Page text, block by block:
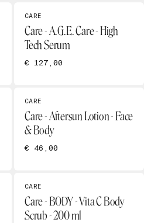
CARE
Care - A.G.E. Care - High
Tech Serum
€ 127,00
CARE
Care - Aftersun Lotion - Face
& Body
€ 46,00
CARE
Care - BODY - Vita C Body
Scrub - 200 ml